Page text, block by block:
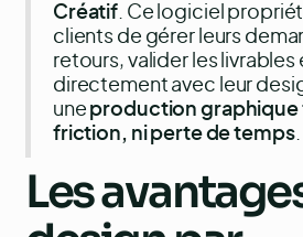
Créatif. Ce logiciel
clients de gérer leurs
retours, valider les
directement avec leur
une production graphique
friction, ni perte de temps.
Les